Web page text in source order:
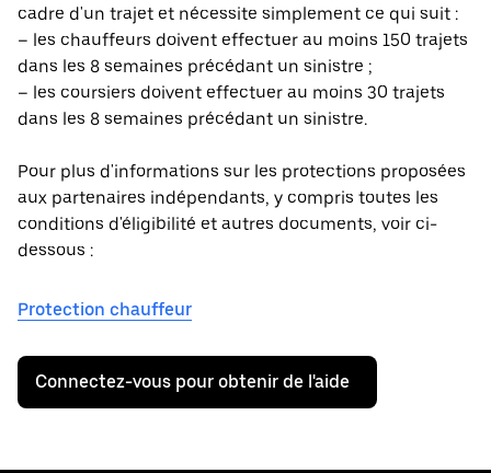
cadre d'un trajet et nécessite simplement ce qui suit :
– les chauffeurs doivent effectuer au moins 150 trajets
dans les 8 semaines précédant un sinistre ;
– les coursiers doivent effectuer au moins 30 trajets
dans les 8 semaines précédant un sinistre.
Pour plus d'informations sur les protections proposées
aux partenaires indépendants, y compris toutes les
conditions d'éligibilité et autres documents, voir ci-
dessous :
Protection chauffeur
Connectez-vous pour obtenir de l'aide